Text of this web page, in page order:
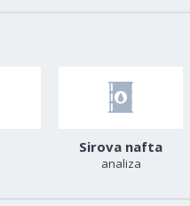
Sirova nafta
analiza